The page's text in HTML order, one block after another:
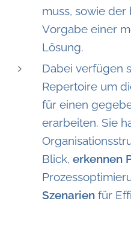
muss, sowie
Vorgabe einer
Lösung.
Dabei verfügen
Repertoire um
für einen
erarbeiten. Sie
Blick, erkennen
Szenarien für